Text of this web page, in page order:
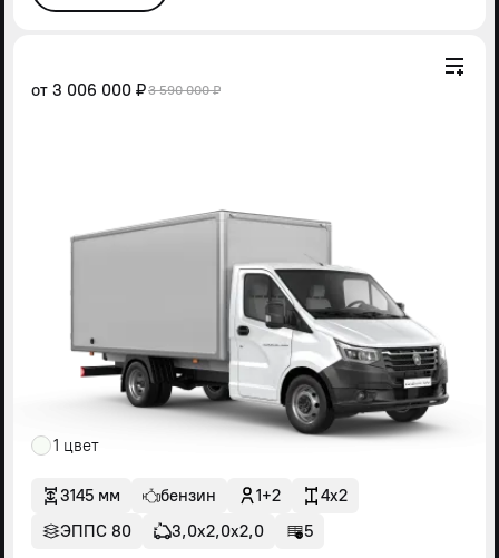
от 3 006 000 ₽3 590 000 ₽
1 цвет
3145 мм бензин 1+2
4x2
ЭППС 80
3,0х2,0х2,0 5